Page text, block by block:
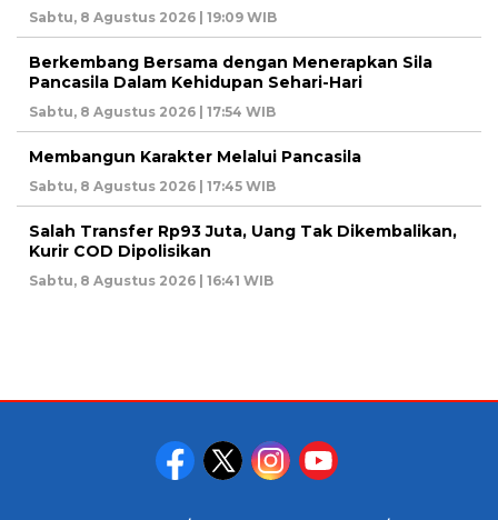
Sabtu, 8 Agustus 2026 | 19:09 WIB
Berkembang Bersama dengan Menerapkan Sila
Pancasila Dalam Kehidupan Sehari-Hari
Sabtu, 8 Agustus 2026 | 17:54 WIB
Membangun Karakter Melalui Pancasila
Sabtu, 8 Agustus 2026 | 17:45 WIB
Salah Transfer Rp93 Juta, Uang Tak Dikembalikan,
Kurir COD Dipolisikan
Sabtu, 8 Agustus 2026 | 16:41 WIB